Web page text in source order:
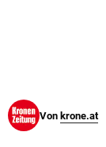
Von krone.at